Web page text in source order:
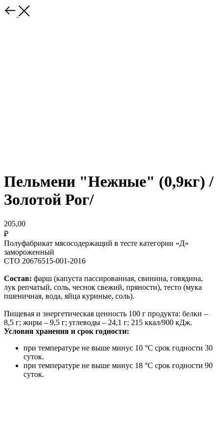
Пельмени "Нежные" (0,9кг) /
Золотой Рог/
205,00
₽
Полуфабрикат мясосодержащий в тесте категории «Д»
замороженный
СТО 20676515-001-2016
Состав: фарш (капуста пассированная, свинина, говядина,
лук репчатый, соль, чеснок свежий, пряности), тесто (мука
пшеничная, вода, яйца куриные, соль).
Пищевая и энергетическая ценность 100 г продукта: белки –
8,5 г; жиры – 9,5 г; углеводы – 24,1 г; 215 ккал/900 кДж.
Условия хранения и срок годности:
при температуре не выше минус 10 °С срок годности 30
суток.
при температуре не выше минус 18 °С срок годности 90
суток.